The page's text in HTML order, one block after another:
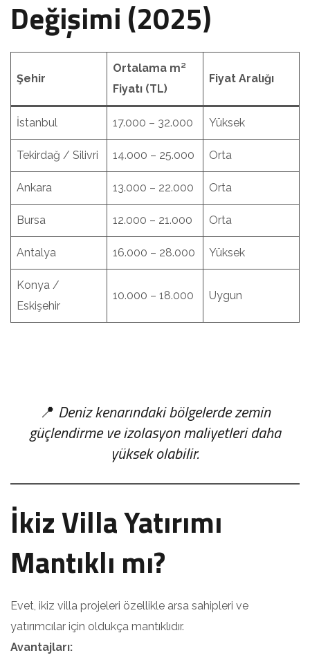
Değişimi (2025)
Şehir
Ortalama m²
Fiyatı (TL)
Fiyat Aralığı
İstanbul 17.000 – 32.000 Yüksek
Tekirdağ / Silivri 14.000 – 25.000 Orta
Ankara 13.000 – 22.000 Orta
Bursa 12.000 – 21.000 Orta
Antalya 16.000 – 28.000 Yüksek
Konya /
Eskişehir
10.000 – 18.000 Uygun
📍 Deniz kenarındaki bölgelerde zemin
güçlendirme ve izolasyon maliyetleri daha
yüksek olabilir.
İkiz Villa Yatırımı
Mantıklı mı?
Evet, ikiz villa projeleri özellikle arsa sahipleri ve
yatırımcılar için oldukça mantıklıdır.
Avantajları: